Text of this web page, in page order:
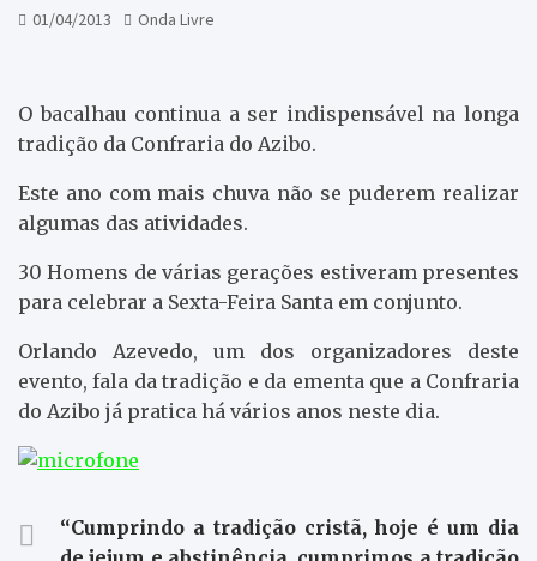
01/04/2013 Onda Livre
O bacalhau continua a ser indispensável na longa
tradição da Confraria do Azibo.
Este ano com mais chuva não se puderem realizar
algumas das atividades.
30 Homens de várias gerações estiveram presentes
para celebrar a Sexta-Feira Santa em conjunto.
Orlando Azevedo, um dos organizadores deste
evento, fala da tradição e da ementa que a Confraria
do Azibo já pratica há vários anos neste dia.
“Cumprindo a tradição cristã, hoje é um dia